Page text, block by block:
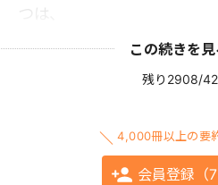
この続きを
残り2908/
4,000冊以上の要
会員登録（7